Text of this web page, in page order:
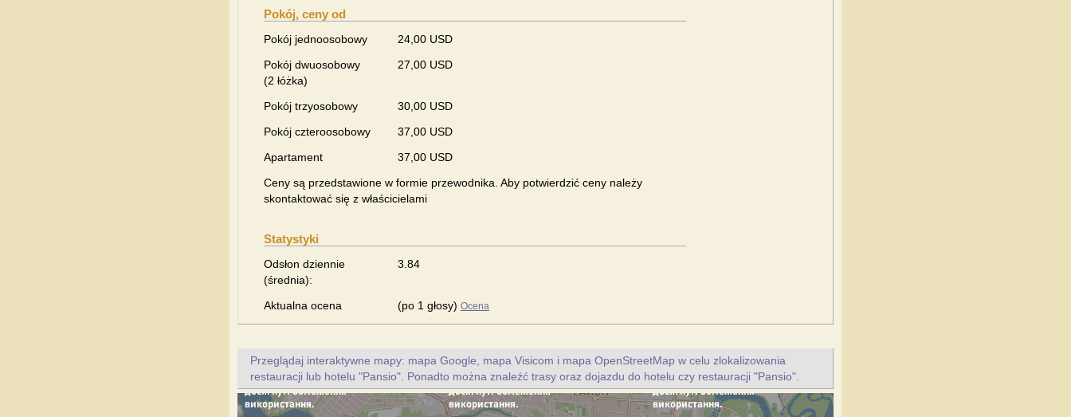
Pokój, ceny od
Pokój jednoosobowy
24,00 USD
Pokój dwuosobowy
(2 łóżka)
27,00 USD
Pokój trzyosobowy
30,00 USD
Pokój czteroosobowy
37,00 USD
Apartament
37,00 USD
Ceny są przedstawione w formie przewodnika. Aby potwierdzić ceny należy
skontaktować się z właścicielami
Statystyki
Odsłon dziennie
(średnia):
3.84
Aktualna ocena (po 1 głosy) Ocena
Przeglądaj interaktywne mapy: mapa Google, mapa Visicom i mapa OpenStreetMap w celu zlokalizowania
restauracji lub hotelu "Pansio". Ponadto można znaleźć trasy oraz dojazdu do hotelu czy restauracji "Pansio".